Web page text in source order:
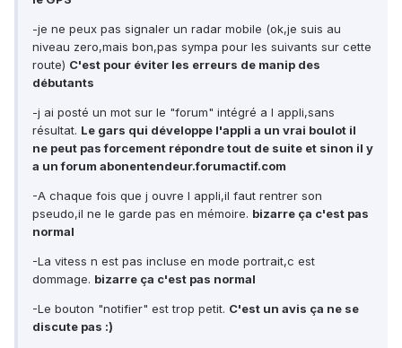
-je ne peux pas signaler un radar mobile (ok,je suis au
niveau zero,mais bon,pas sympa pour les suivants sur cette
route) C'est pour éviter les erreurs de manip des
débutants
-j ai posté un mot sur le "forum" intégré a l appli,sans
résultat. Le gars qui développe l'appli a un vrai boulot il
ne peut pas forcement répondre tout de suite et sinon il y
a un forum abonentendeur.forumactif.com
-A chaque fois que j ouvre l appli,il faut rentrer son
pseudo,il ne le garde pas en mémoire. bizarre ça c'est pas
normal
-La vitess n est pas incluse en mode portrait,c est
dommage. bizarre ça c'est pas normal
-Le bouton "notifier" est trop petit. C'est un avis ça ne se
discute pas :)